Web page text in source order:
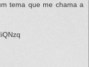
tema que me chama a